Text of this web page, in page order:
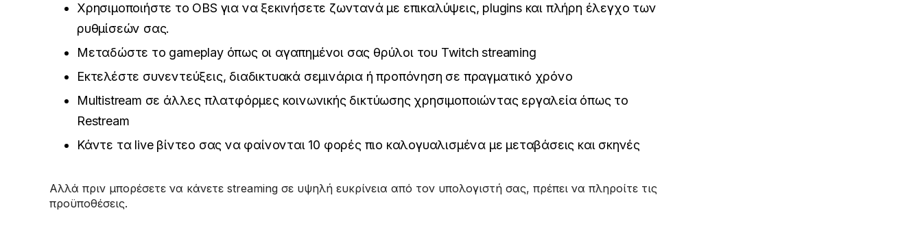
Χρησιμοποιήστε το OBS για να ξεκινήσετε ζωντανά με επικαλύψεις, plugins και πλήρη έλεγχο των
ρυθμίσεών σας.
Μεταδώστε το gameplay όπως οι αγαπημένοι σας θρύλοι του Twitch streaming
Εκτελέστε συνεντεύξεις, διαδικτυακά σεμινάρια ή προπόνηση σε πραγματικό χρόνο
Multistream σε άλλες πλατφόρμες κοινωνικής δικτύωσης χρησιμοποιώντας εργαλεία όπως το
Restream
Κάντε τα live βίντεο σας να φαίνονται 10 φορές πιο καλογυαλισμένα με μεταβάσεις και σκηνές
Αλλά πριν μπορέσετε να κάνετε streaming σε υψηλή ευκρίνεια από τον υπολογιστή σας, πρέπει να πληροίτε τις
προϋποθέσεις.